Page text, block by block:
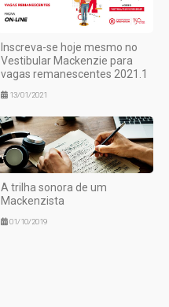
Inscreva-se hoje mesmo no
Vestibular Mackenzie para
vagas remanescentes 2021.1
13/01/2021
A trilha sonora de um
Mackenzista
01/10/2019